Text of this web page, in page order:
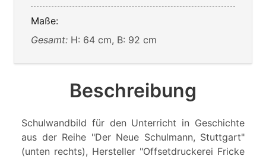
Maße:
Gesamt: H: 64 cm, B: 92 cm
Beschreibung
Schulwandbild für den Unterricht in Geschichte
aus der Reihe "Der Neue Schulmann, Stuttgart"
(unten rechts), Hersteller "Offsetdruckerei Fricke